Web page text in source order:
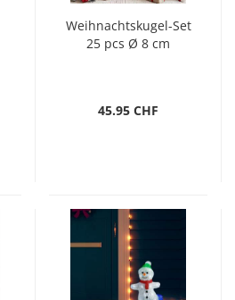
Weihnachtskugel-Set
25 pcs Ø 8 cm
45.95 CHF